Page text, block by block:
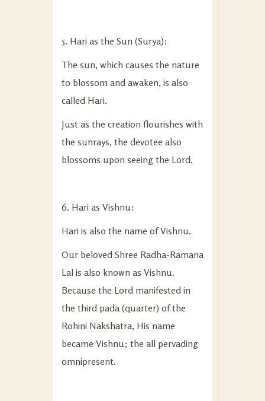
5. Hari as the Sun (Surya):
The sun, which causes the nature
to blossom and awaken, is also
called Hari.
Just as the creation flourishes with
the sunrays, the devotee also
blossoms upon seeing the Lord.
6. Hari as Vishnu:
Hari is also the name of Vishnu.
Our beloved Shree Radha-Ramana
Lal is also known as Vishnu.
Because the Lord manifested in
the third pada (quarter) of the
Rohini Nakshatra, His name
became Vishnu; the all pervading
omnipresent.